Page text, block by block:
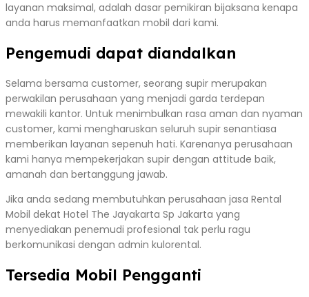
layanan maksimal, adalah dasar pemikiran bijaksana kenapa
anda harus memanfaatkan mobil dari kami.
Pengemudi dapat diandalkan
Selama bersama customer, seorang supir merupakan
perwakilan perusahaan yang menjadi garda terdepan
mewakili kantor. Untuk menimbulkan rasa aman dan nyaman
customer, kami mengharuskan seluruh supir senantiasa
memberikan layanan sepenuh hati. Karenanya perusahaan
kami hanya mempekerjakan supir dengan attitude baik,
amanah dan bertanggung jawab.
Jika anda sedang membutuhkan perusahaan jasa Rental
Mobil dekat Hotel The Jayakarta Sp Jakarta yang
menyediakan penemudi profesional tak perlu ragu
berkomunikasi dengan admin kulorental.
Tersedia Mobil Pengganti